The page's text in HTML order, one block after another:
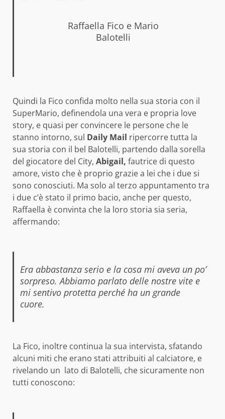
Raffaella Fico e Mario
Balotelli
Quindi la Fico confida molto nella sua storia con il
SuperMario, definendola una vera e propria love
story, e quasi per convincere le persone che le
stanno intorno, sul Daily Mail ripercorre tutta la
sua storia con il bel Balotelli, partendo dalla sorella
del giocatore del City, Abigail, fautrice di questo
amore, visto che è proprio grazie a lei che i due si
sono conosciuti. Ma solo al terzo appuntamento tra
i due c’è stato il primo bacio, anche per questo,
Raffaella è convinta che la loro storia sia seria,
affermando:
Era abbastanza serio e la cosa mi aveva un po’
sorpreso. Abbiamo parlato delle nostre vite e
mi sentivo protetta perché ha un grande
cuore.
La Fico, inoltre continua la sua intervista, sfatando
alcuni miti che erano stati attribuiti al calciatore, e
rivelando un lato di Balotelli, che sicuramente non
tutti conoscono: